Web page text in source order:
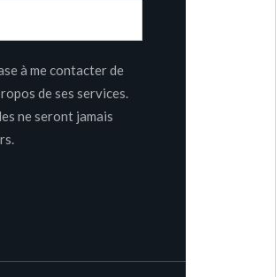
à me contacter de
de ses services.
ne seront jamais